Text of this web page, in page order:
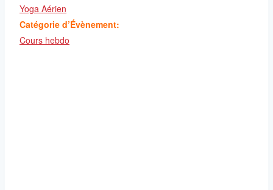
Yoga Aérien
Catégorie d’Évènement:
Cours hebdo